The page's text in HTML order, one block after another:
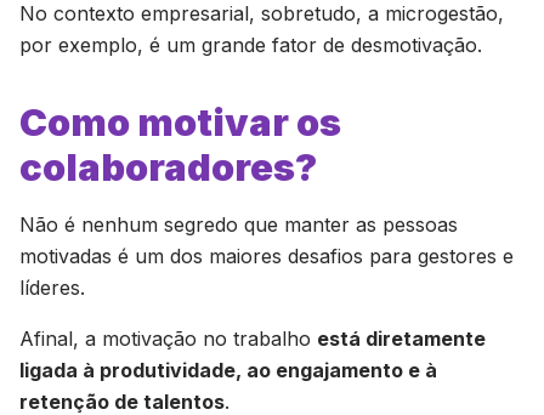
No contexto empresarial, sobretudo, a microgestão,
por exemplo, é um grande fator de desmotivação.
Como motivar os
colaboradores?
Não é nenhum segredo que manter as pessoas
motivadas é um dos maiores desafios para gestores e
líderes.
Afinal, a motivação no trabalho está diretamente
ligada à produtividade, ao engajamento e à
retenção de talentos.